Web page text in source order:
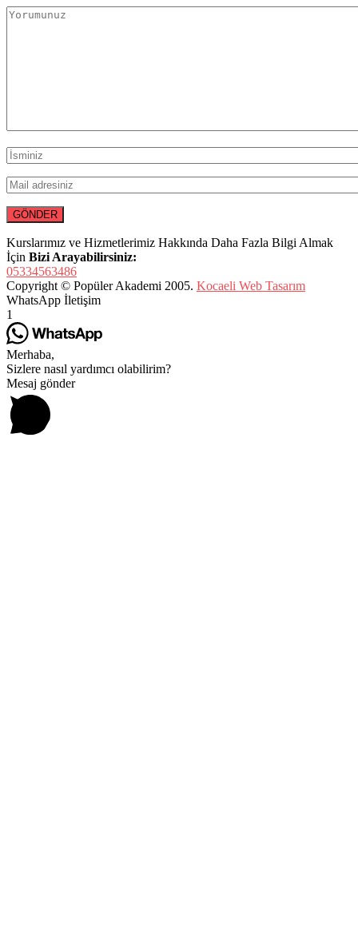
Kurslarımız ve Hizmetlerimiz Hakkında Daha Fazla Bilgi Almak
İçin Bizi Arayabilirsiniz:
05334563486
Copyright © Popüler Akademi 2005. Kocaeli Web Tasarım
WhatsApp İletişim
1
Merhaba,
Sizlere nasıl yardımcı olabilirim?
Mesaj gönder